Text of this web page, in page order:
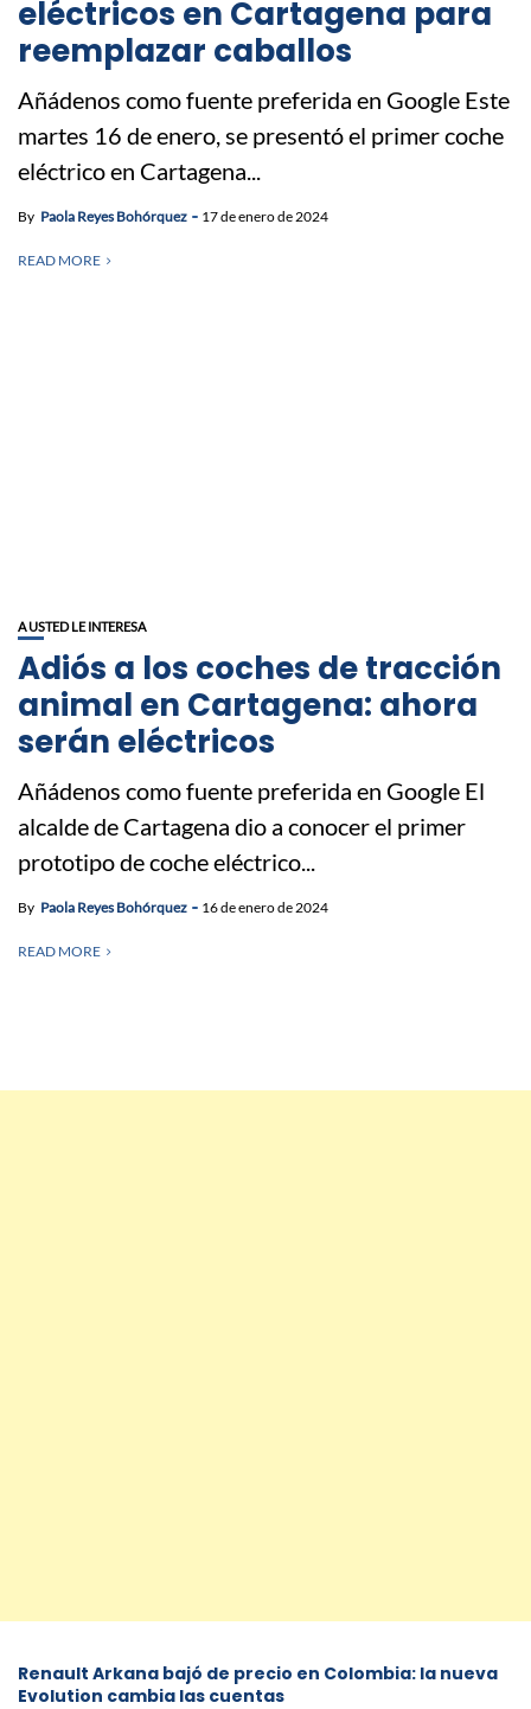
eléctricos en Cartagena para
reemplazar caballos
Añádenos como fuente preferida en Google Este
martes 16 de enero, se presentó el primer coche
eléctrico en Cartagena...
By Paola Reyes Bohórquez 17 de enero de 2024
READ MORE
A USTED LE INTERESA
Adiós a los coches de tracción
animal en Cartagena: ahora
serán eléctricos
Añádenos como fuente preferida en Google El
alcalde de Cartagena dio a conocer el primer
prototipo de coche eléctrico...
By Paola Reyes Bohórquez 16 de enero de 2024
READ MORE
Renault Arkana bajó de precio en Colombia: la nueva
Evolution cambia las cuentas